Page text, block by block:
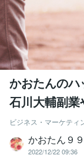
かおたんの
石川大輔副業
ビジネス・マーケティ
かおたん９９
2022/12/22 09:36